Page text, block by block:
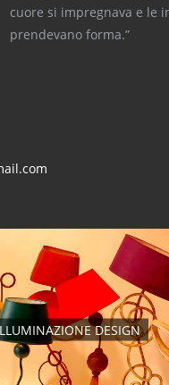
cuore si impregnava e le
prendevano forma.”
DESIGN